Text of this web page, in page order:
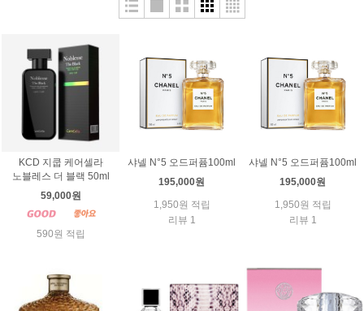
KCD 지쿱 케어셀라
노블레스 더 블랙 50ml
59,000원
590원 적립
샤넬 N°5 오드퍼퓸100ml
195,000원
1,950원 적립
리뷰 1
샤넬 N°5 오드퍼퓸100ml
195,000원
1,950원 적립
리뷰 1